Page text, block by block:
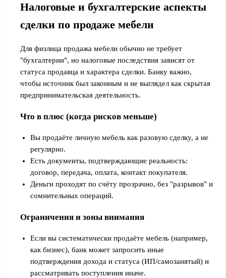
Налоговые и бухгалтерские аспекты
сделки по продаже мебели
Для физлица продажа мебели обычно не требует
"бухгалтерии", но налоговые последствия зависят от
статуса продавца и характера сделки. Банку важно,
чтобы источник был законным и не выглядел как скрытая
предпринимательская деятельность.
Что в плюс (когда рисков меньше)
Вы продаёте личную мебель как разовую сделку, а не
регулярно.
Есть документы, подтверждающие реальность:
договор, передача, оплата, контакт покупателя.
Деньги проходят по счёту прозрачно, без "разрывов" и
сомнительных операций.
Ограничения и зоны внимания
Если вы систематически продаёте мебель (например,
как бизнес), банк может запросить иные
подтверждения дохода и статуса (ИП/самозанятый) и
рассматривать поступления иначе.